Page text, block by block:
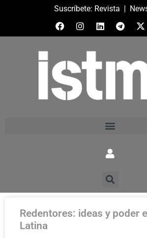
Suscríbete: Revista |
Redentores: ideas y poder
Latina